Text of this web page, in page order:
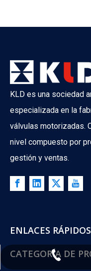
What happens when
KLD es una sociedad
especializada en la
válvulas motorizadas.
nivel compuesto por
gestión y ventas.
ENLACES RÁPIDOS
CATEGORÍA DE